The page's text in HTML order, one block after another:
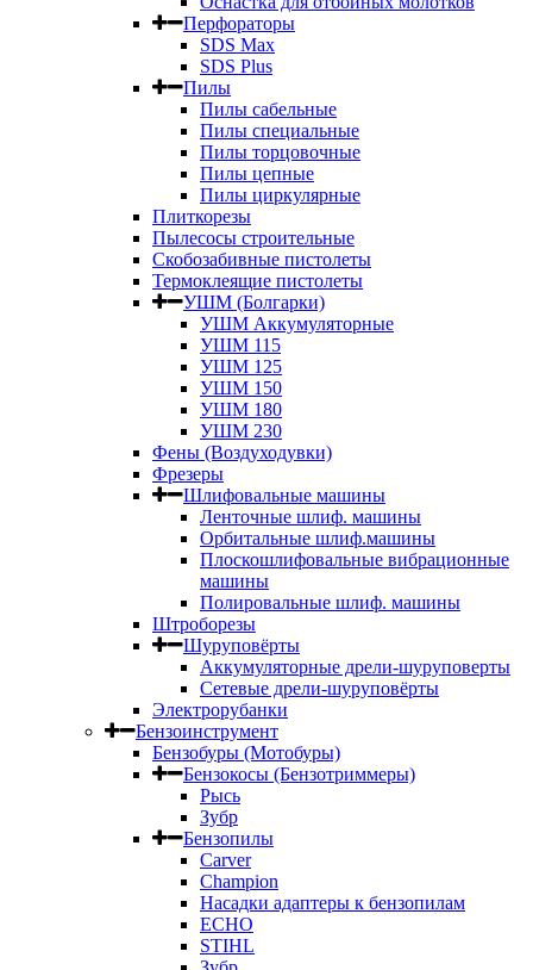
Перфораторы
SDS Max
SDS Plus
Пилы
Пилы сабельные
Пилы специальные
Пилы торцовочные
Пилы цепные
Пилы циркулярные
Плиткорезы
Пылесосы строительные
Скобозабивные пистолеты
Термоклеящие пистолеты
УШМ (Болгарки)
УШМ Аккумуляторные
УШМ 115
УШМ 125
УШМ 150
УШМ 180
УШМ 230
Фены (Воздуходувки)
Фрезеры
Шлифовальные машины
Ленточные шлиф. машины
Орбитальные шлиф.машины
Плоскошлифовальные вибрационные
машины
Полировальные шлиф. машины
Штроборезы
Шуруповёрты
Аккумуляторные дрели-шуруповерты
Сетевые дрели-шуруповёрты
Электрорубанки
Бензоинструмент
Бензобуры (Мотобуры)
Бензокосы (Бензотриммеры)
Рысь
Зубр
Бензопилы
Carver
Champion
Насадки адаптеры к бензопилам
ECHO
STIHL